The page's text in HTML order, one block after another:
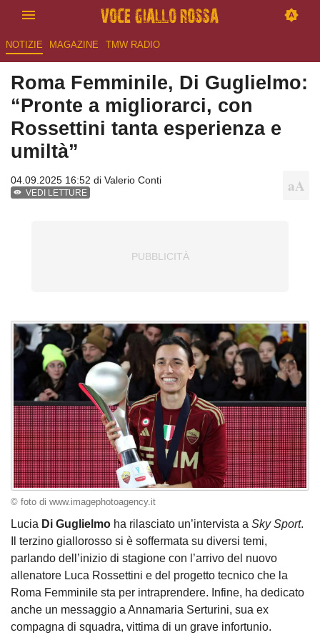
NOTIZIE MAGAZINE TMW RADIO
Roma Femminile, Di Guglielmo:
“Pronte a migliorarci, con
Rossettini tanta esperienza e
umiltà”
04.09.2025 16:52 di Valerio Conti
VEDI LETTURE
© foto di www.imagephotoagency.it
Lucia Di Guglielmo ha rilasciato un’intervista a Sky Sport.
Il terzino giallorosso si è soffermata su diversi temi,
parlando dell’inizio di stagione con l’arrivo del nuovo
allenatore Luca Rossettini e del progetto tecnico che la
Roma Femminile sta per intraprendere. Infine, ha dedicato
anche un messaggio a Annamaria Serturini, sua ex
compagna di squadra, vittima di un grave infortunio.